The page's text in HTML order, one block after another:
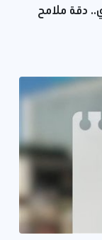
دقة ملامح